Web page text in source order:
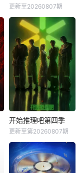
更新至20260807期
开始推理吧第四季
更新至第20260807期